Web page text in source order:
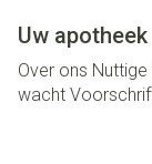
Uw apotheek
Over ons Nuttige
wacht